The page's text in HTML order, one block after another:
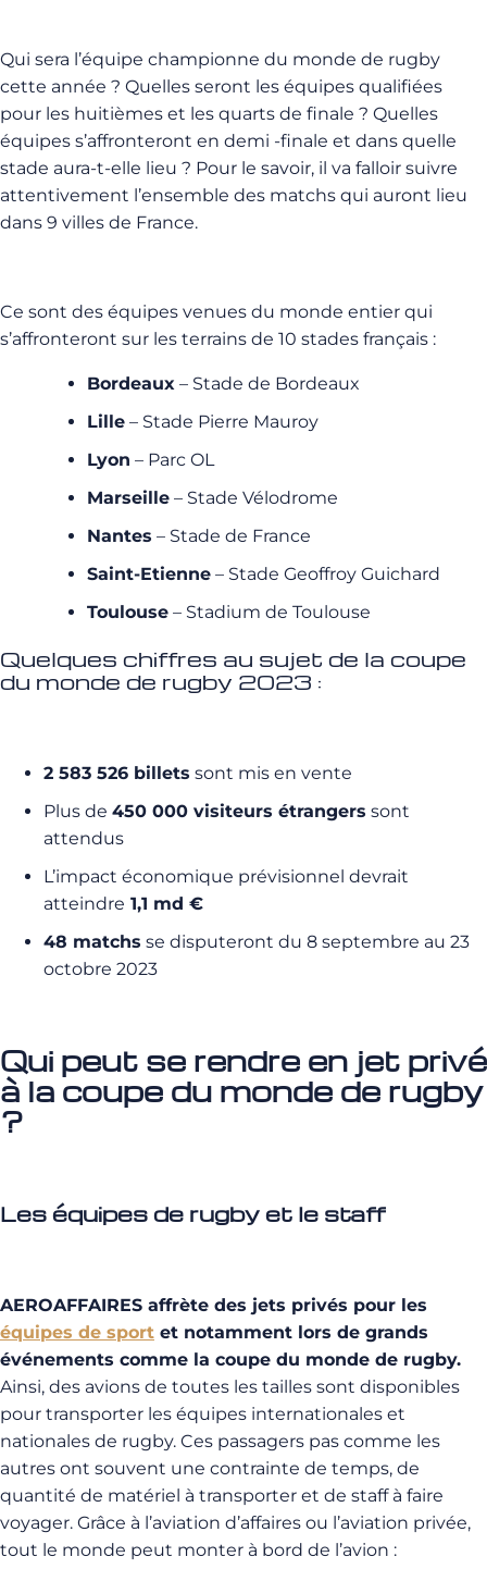
Qui sera l’équipe championne du monde de rugby
cette année ? Quelles seront les équipes qualifiées
pour les huitièmes et les quarts de finale ? Quelles
équipes s’affronteront en demi -finale et dans quelle
stade aura-t-elle lieu ? Pour le savoir, il va falloir suivre
attentivement l’ensemble des matchs qui auront lieu
dans 9 villes de France.
Ce sont des équipes venues du monde entier qui
s’affronteront sur les terrains de 10 stades français :
Bordeaux – Stade de Bordeaux
Lille – Stade Pierre Mauroy
Lyon – Parc OL
Marseille – Stade Vélodrome
Nantes – Stade de France
Saint-Etienne – Stade Geoffroy Guichard
Toulouse – Stadium de Toulouse
Quelques chiffres au sujet de la coupe
du monde de rugby 2023 :
2 583 526 billets sont mis en vente
Plus de 450 000 visiteurs étrangers sont
attendus
L’impact économique prévisionnel devrait
atteindre 1,1 md €
48 matchs se disputeront du 8 septembre au 23
octobre 2023
Qui peut se rendre en jet privé
à la coupe du monde de rugby
?
Les équipes de rugby et le staff
AEROAFFAIRES affrète des jets privés pour les
équipes de sport et notamment lors de grands
événements comme la coupe du monde de rugby.
Ainsi, des avions de toutes les tailles sont disponibles
pour transporter les équipes internationales et
nationales de rugby. Ces passagers pas comme les
autres ont souvent une contrainte de temps, de
quantité de matériel à transporter et de staff à faire
voyager. Grâce à l’aviation d’affaires ou l’aviation privée,
tout le monde peut monter à bord de l’avion :